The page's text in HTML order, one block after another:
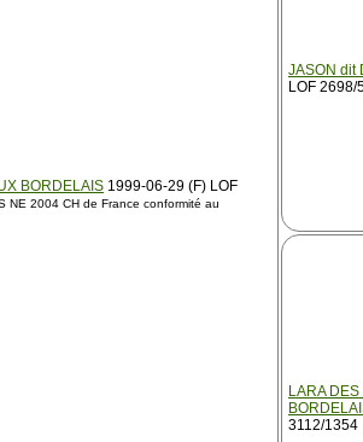
BORDELAIS 1999-06-29 (F) LOF
NE 2004 CH de France conformité au
JASON dit
LOF 2698/
LARA
3112/1354